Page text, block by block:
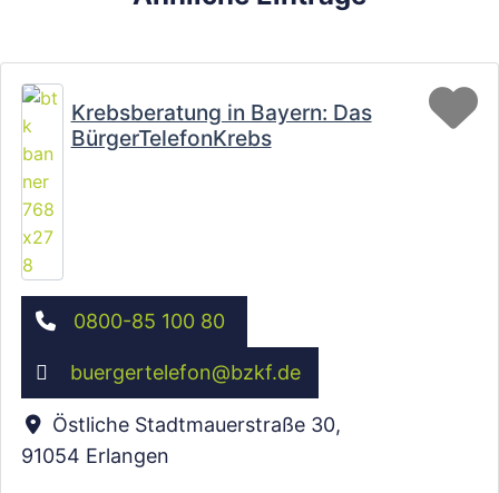
Krebsberatung in Bayern: Das
BürgerTelefonKrebs
0800-85 100 80
buergertelefon@bzkf.de
Östliche Stadtmauerstraße 30,
91054 Erlangen